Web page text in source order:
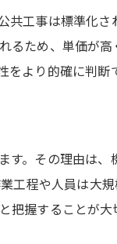
者を避けるための
きる舗装工事業者
きる舗装工事費用
工事は標準化
ため、単価が
より的確に判断
。その理由は
工程や人員は大
握することが大